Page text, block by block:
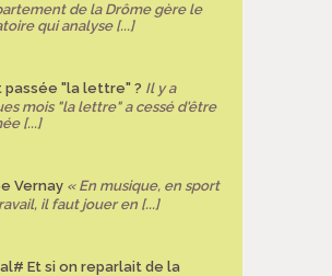
de la Drôme gère le
qui analyse [...]
passée "la lettre" ? Il y a
mois "la lettre" a cessé d'être
[...]
Vernay « En musique, en sport
il faut jouer en [...]
Et si on reparlait de la